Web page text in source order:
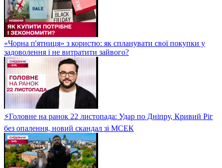
«Чорна п'ятниця» з користю: як спланувати свої покупки у
задоволення і не витратити зайвого?
⚡Головне на ранок 22 листопада: Удар по Дніпру, Кривий Ріг
без опалення, новий скандал зі МСЕК